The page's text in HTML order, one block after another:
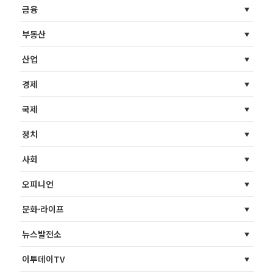
금융
부동산
산업
경제
국제
정치
사회
오피니언
문화·라이프
뉴스발전소
이투데이TV